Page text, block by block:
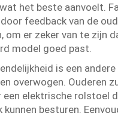
het beste aanvoelt.
feedback van de
om er zeker van te zijn
model goed past.
is een
overwogen. Ouderen
een elektrische rolstoel
kunnen besturen.